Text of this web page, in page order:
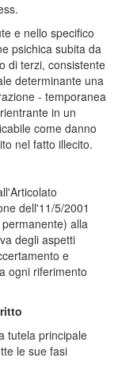
e nello specifico
psichica subita da
di terzi, consistente
determinante una
- temporanea
in un
come danno
nel fatto illecito.
dell'11/5/2001
alla
degli aspetti
e
ogni riferimento
tutela principale
le sue fasi